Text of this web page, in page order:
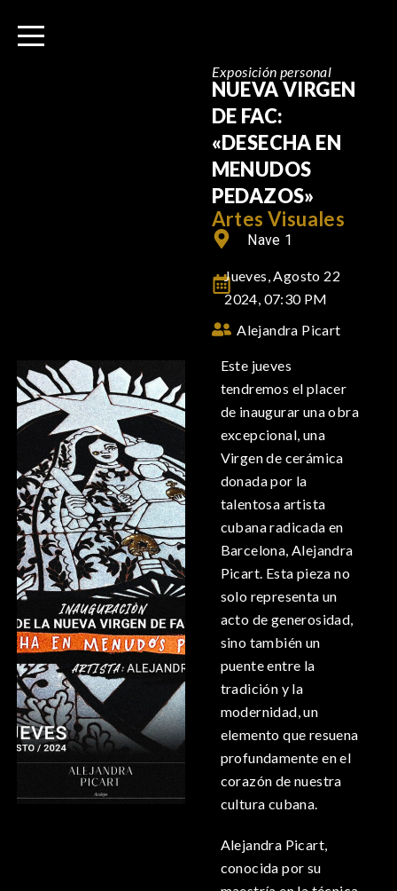
Exposición personal
NUEVA VIRGEN
DE FAC:
«DESECHA EN
MENUDOS
PEDAZOS»
Artes Visuales
Nave 1
Jueves, Agosto 22
2024, 07:30 PM
Alejandra Picart
Este jueves
tendremos el placer
de inaugurar una obra
excepcional, una
Virgen de cerámica
donada por la
talentosa artista
cubana radicada en
Barcelona, Alejandra
Picart. Esta pieza no
solo representa un
acto de generosidad,
sino también un
puente entre la
tradición y la
modernidad, un
elemento que resuena
profundamente en el
corazón de nuestra
cultura cubana.
Alejandra Picart,
conocida por su